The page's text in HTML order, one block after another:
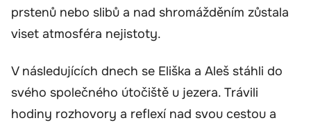
prstenů nebo slibů a nad shromážděním zůstala
viset atmosféra nejistoty.
V následujících dnech se Eliška a Aleš stáhli do
svého společného útočiště u jezera. Trávili
hodiny rozhovory a reflexí nad svou cestou a